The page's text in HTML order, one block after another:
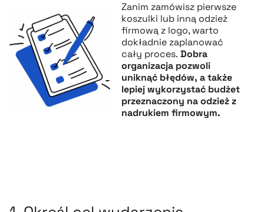
Zanim zamówisz pierwsze
koszulki lub inną odzież
firmową z logo, warto
dokładnie zaplanować
cały proces. Dobra
organizacja pozwoli
uniknąć błędów, a także
lepiej wykorzystać budżet
przeznaczony na odzież z
nadrukiem firmowym.